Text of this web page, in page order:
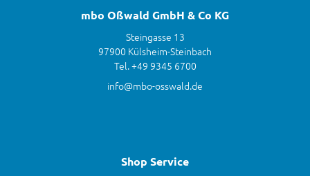
mbo Oßwald GmbH & Co KG
Steingasse 13
97900 Külsheim-Steinbach
Tel. +49 9345 6700
info@mbo-osswald.de
Shop Service